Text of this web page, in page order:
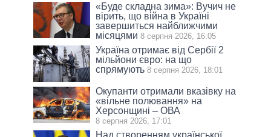
«Буде складна зима»: Вучич не
вірить, що війна в Україні
завершиться найближчими
місяцями 8 серпня 2026, 16:05
Україна отримає від Сербії 2
мільйони євро: на що
спрямують 8 серпня 2026, 18:01
Окупанти отримали вказівку на
«вільне полювання» на
Херсонщині – ОВА
8 серпня 2026, 17:01
Над створенням української